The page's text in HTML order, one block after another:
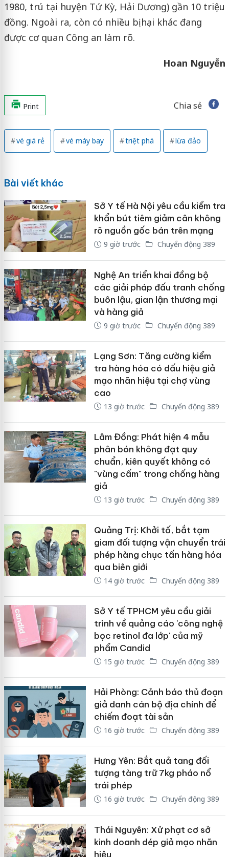
1980, trú tại huyện Tứ Kỳ, Hải Dương) gần 10 triệu
đồng. Ngoài ra, còn có nhiều bị hại khác đang
được cơ quan Công an làm rõ.
Hoan Nguyễn
Print Chia sẻ
vé giá rẻ vé máy bay triệt phá lừa đảo
Bài viết khác
Sở Y tế Hà Nội yêu cầu kiểm tra
khẩn bút tiêm giảm cân không
rõ nguồn gốc bán trên mạng
9 giờ trước Chuyển động 389
Nghệ An triển khai đồng bộ
các giải pháp đấu tranh chống
buôn lậu, gian lận thương mại
và hàng giả
9 giờ trước Chuyển động 389
Lạng Sơn: Tăng cường kiểm
tra hàng hóa có dấu hiệu giả
mạo nhãn hiệu tại chợ vùng
cao
13 giờ trước Chuyển động 389
Lâm Đồng: Phát hiện 4 mẫu
phân bón không đạt quy
chuẩn, kiên quyết không có
"vùng cấm" trong chống hàng
giả
13 giờ trước Chuyển động 389
Quảng Trị: Khởi tố, bắt tạm
giam đối tượng vận chuyển trái
phép hàng chục tấn hàng hóa
qua biên giới
14 giờ trước Chuyển động 389
Sở Y tế TPHCM yêu cầu giải
trình về quảng cáo 'công nghệ
bọc retinol đa lớp' của mỹ
phẩm Candid
15 giờ trước Chuyển động 389
Hải Phòng: Cảnh báo thủ đoạn
giả danh cán bộ địa chính để
chiếm đoạt tài sản
16 giờ trước Chuyển động 389
Hưng Yên: Bắt quả tang đối
tượng tàng trữ 7kg pháo nổ
trái phép
16 giờ trước Chuyển động 389
Thái Nguyên: Xử phạt cơ sở
kinh doanh dép giả mạo nhãn
hiệu